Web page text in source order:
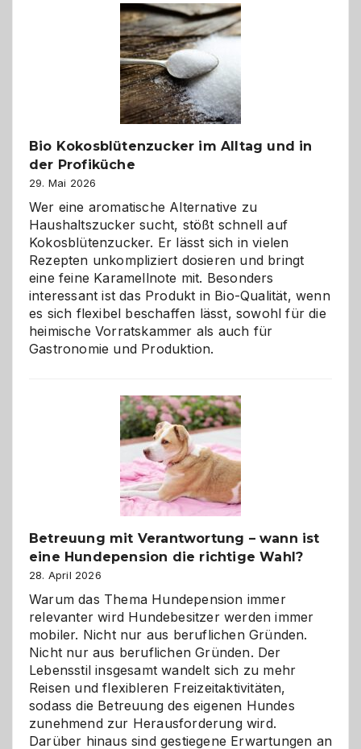
Freund
in
Gefahr
ist:
Brandschutz
für
Hunde
eigenen
Bio Kokosblütenzucker im Alltag und in
der Profiküche
29. Mai 2026
Wer eine aromatische Alternative zu
Haushaltszucker sucht, stößt schnell auf
Kokosblütenzucker. Er lässt sich in vielen
Rezepten unkompliziert dosieren und bringt
eine feine Karamellnote mit. Besonders
interessant ist das Produkt in Bio-Qualität, wenn
es sich flexibel beschaffen lässt, sowohl für die
heimische Vorratskammer als auch für
Gastronomie und Produktion.
Betreuung mit Verantwortung – wann ist
eine Hundepension die richtige Wahl?
28. April 2026
Warum das Thema Hundepension immer
relevanter wird Hundebesitzer werden immer
mobiler. Nicht nur aus beruflichen Gründen.
Nicht nur aus beruflichen Gründen. Der
Lebensstil insgesamt wandelt sich zu mehr
Reisen und flexibleren Freizeitaktivitäten,
sodass die Betreuung des eigenen Hundes
zunehmend zur Herausforderung wird.
Darüber hinaus sind gestiegene Erwartungen an